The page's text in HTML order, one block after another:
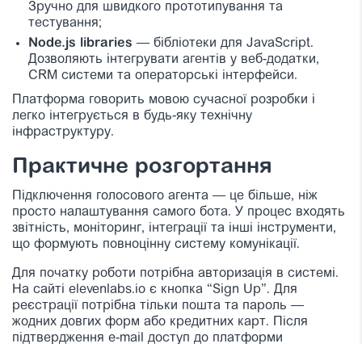
Зручно для швидкого прототипування та
тестування;
Node.js libraries — бібліотеки для JavaScript.
Дозволяють інтегрувати агентів у веб-додатки,
CRM системи та операторські інтерфейси.
Платформа говорить мовою сучасної розробки і
легко інтегрується в будь-яку технічну
інфраструктуру.
Практичне розгортання
Підключення голосового агента — це більше, ніж
просто налаштування самого бота. У процес входять
звітність, моніторинг, інтеграції та інші інструменти,
що формують повноцінну систему комунікації.
Для початку роботи потрібна авторизація в системі.
На сайті elevenlabs.io є кнопка “Sign Up”. Для
реєстрації потрібна тільки пошта та пароль —
жодних довгих форм або кредитних карт. Після
підтвердження e-mail доступ до платформи